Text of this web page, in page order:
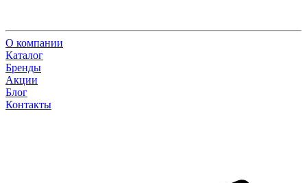
О компании
Каталог
Бренды
Акции
Блог
Контакты